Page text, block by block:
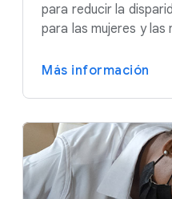
para reducir la
para las mujeres y las
Más información